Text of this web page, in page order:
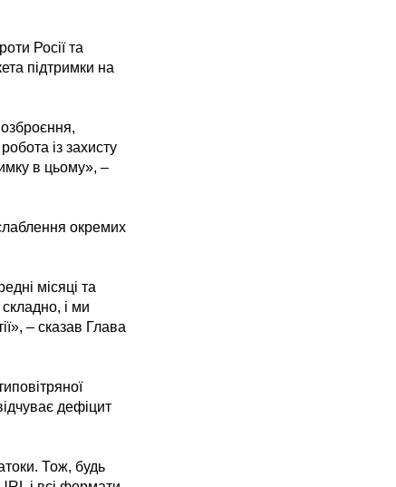
Росії та
підтримки на
озброєння,
із захисту
в цьому», –
окремих
місяці та
і ми
– сказав Глава
дефіцит
Тож, будь